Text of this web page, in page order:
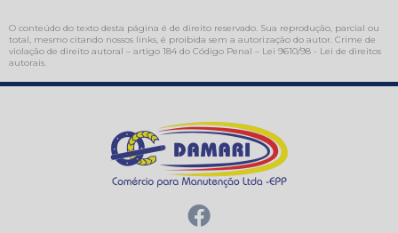
O conteúdo do texto desta página é de direito reservado. Sua reprodução, parcial ou
total, mesmo citando nossos links, é proibida sem a autorização do autor. Crime de
violação de direito autoral – artigo 184 do Código Penal – Lei 9610/98 - Lei de direitos
autorais.